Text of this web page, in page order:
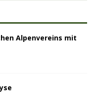
Alpenvereins mit